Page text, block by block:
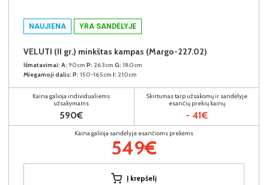
NAUJIENA YRA SANDĖLYJE
VELUTI (II gr.) minkštas kampas (Margo-227.02)
Išmatavimai: A: 90cm P: 263cm G: 180cm
Miegamoji dalis: P: 150-165cm I: 210cm
Kaina galioja individualiems
užsakymams
590€
Skirtumas tarp užsakomų ir sandėlyje
esančių prekių kainų
- 41€
Kaina galioja sandėlyje esančioms prekėms
549€
Į krepšelį